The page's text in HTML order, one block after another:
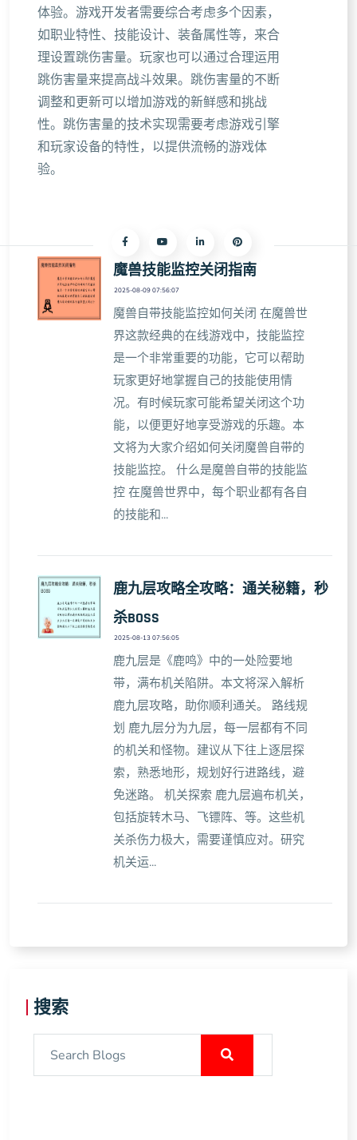
体验。游戏开发者需要综合考虑多个因素，
如职业特性、技能设计、装备属性等，来合
理设置跳伤害量。玩家也可以通过合理运用
跳伤害量来提高战斗效果。跳伤害量的不断
调整和更新可以增加游戏的新鲜感和挑战
性。跳伤害量的技术实现需要考虑游戏引擎
和玩家设备的特性，以提供流畅的游戏体
验。
魔兽技能监控关闭指南
2025-08-09 07:56:07
魔兽自带技能监控如何关闭 在魔兽世
界这款经典的在线游戏中，技能监控
是一个非常重要的功能，它可以帮助
玩家更好地掌握自己的技能使用情
况。有时候玩家可能希望关闭这个功
能，以便更好地享受游戏的乐趣。本
文将为大家介绍如何关闭魔兽自带的
技能监控。 什么是魔兽自带的技能监
控 在魔兽世界中，每个职业都有各自
的技能和...
鹿九层攻略全攻略：通关秘籍，秒
杀BOSS
2025-08-13 07:56:05
鹿九层是《鹿鸣》中的一处险要地
带，满布机关陷阱。本文将深入解析
鹿九层攻略，助你顺利通关。 路线规
划 鹿九层分为九层，每一层都有不同
的机关和怪物。建议从下往上逐层探
索，熟悉地形，规划好行进路线，避
免迷路。 机关探索 鹿九层遍布机关，
包括旋转木马、飞镖阵、等。这些机
关杀伤力极大，需要谨慎应对。研究
机关运...
搜索